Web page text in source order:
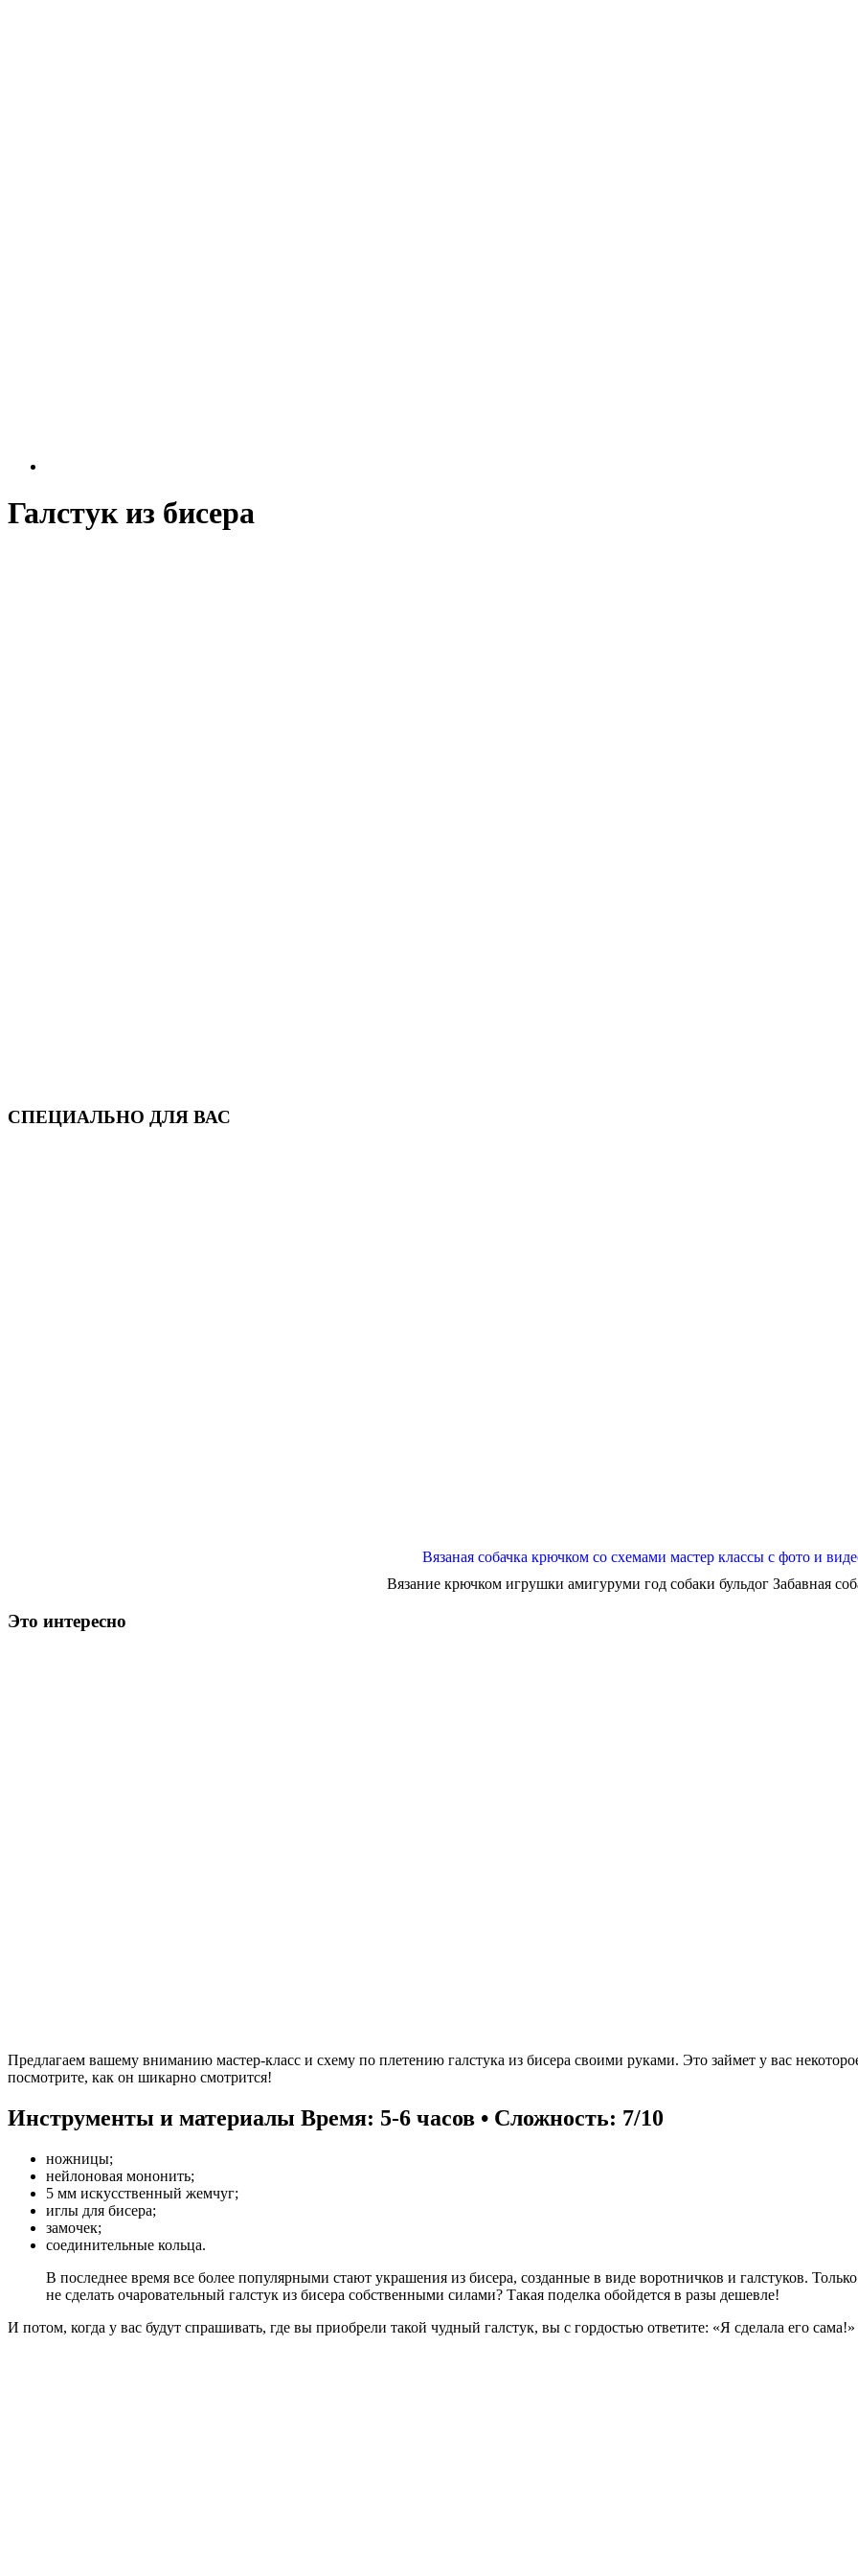
Галстук из бисера
СПЕЦИАЛЬНО ДЛЯ ВАС
Вязаная собачка крючком со схемами мастер классы с фото и
Вязание крючком игрушки амигуруми год собаки бульдог Забавная
Это интересно
Предлагаем вашему вниманию мастер-класс и схему по плетению галстука из бисера своими руками. Это займет у вас
посмотрите, как он шикарно смотрится!
Инструменты и материалы Время: 5-6 часов • Сложность: 7/10
ножницы;
нейлоновая мононить;
5 мм искусственный жемчуг;
иглы для бисера;
замочек;
соединительные кольца.
В последнее время все более популярными стают украшения из бисера, созданные в виде воротничков и галстуков.
не сделать очаровательный галстук из бисера собственными силами? Такая поделка обойдется в разы дешевле!
И потом, когда у вас будут спрашивать, где вы приобрели такой чудный галстук, вы с гордостью ответите: «Я сделала его